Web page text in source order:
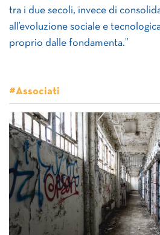
tra i due secoli, invece di
all’evoluzione sociale e
proprio dalle fondamenta.”
#Associati